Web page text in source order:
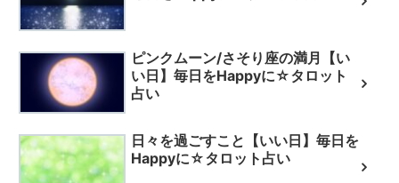
ピンクムーン/さそり座の満月【い
い日】毎日をHappyに☆タロット
占い
日々を過ごすこと【いい日】毎日を
Happyに☆タロット占い